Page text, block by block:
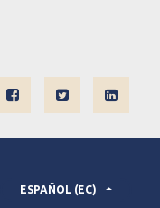
ESPAÑOL (EC)